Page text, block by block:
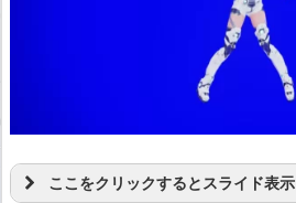
ここをクリックするとスライド表示